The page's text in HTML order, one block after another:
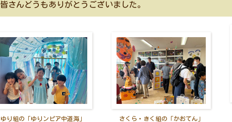
皆さんどうもありがとうございました。
ゆり組の「ゆりンピア中道海」 さくら・きく組の「かおてん」